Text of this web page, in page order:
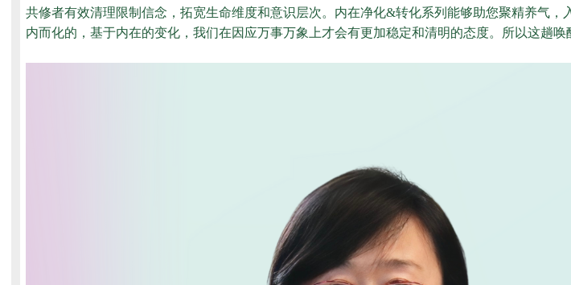
共修者有效清理限制信念，拓宽生命维度和意识层次。内在净化&转化系列能够助您聚精养气
内而化的，基于内在的变化，我们在因应万事万象上才会有更加稳定和清明的态度。所以这趟